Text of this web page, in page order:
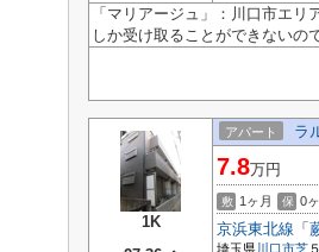
「マリアージュ」：川口市エ
しか受け取ることができないの
1K
アパート ラ
7.8万円
敷 1ヶ月 保 0
京浜東北線 「
埼玉県川口市芝